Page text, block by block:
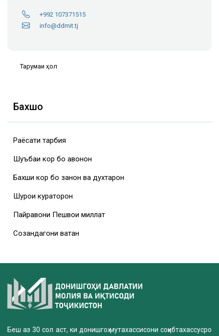
+992 107371515
info@ddmit.tj
Тарҷумаи ҳол
Бахшҳо
Раёсати тарбия
Шуъбаи кор бо ҷавонон
Бахши кор бо занон ва духтарон
Шурои кураторон
Пайравони Пешвои миллат
Созандагони ватан
Беш аз 30 сол аст, ки донишгоҳ мутахассисони соҳибтахассусро